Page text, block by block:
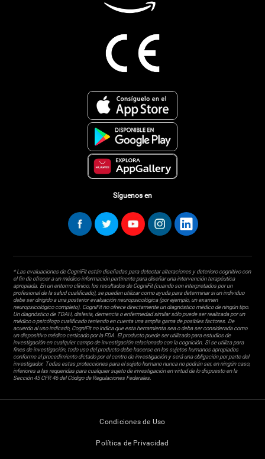
Síguenos en
* Las evaluaciones de CogniFit están diseñadas para detectar alteraciones y deterioro cognitivo con
el fin de ofrecer a un médico información pertinente para diseñar una intervención terapéutica
apropiada. En un entorno clínico, los resultados de CogniFit (cuando son interpretados por un
profesional de la salud cualificado), se pueden utilizar como ayuda para determinar si un individuo
debe ser dirigido a una posterior evaluación neuropsicológica (por ejemplo, un examen
neuropsicológico completo). CogniFit no ofrece directamente un diagnóstico médico de ningún tipo.
Un diagnóstico de TDAH, dislexia, demencia o enfermedad similar sólo puede ser realizada por un
médico o psicólogo cualificado teniendo en cuenta una amplia gama de posibles factores. De
acuerdo al uso indicado, CogniFit no indica que esta herramienta sea o deba ser considerada como
un dispositivo médico certicado por la FDA. El producto puede ser utilizado para estudios de
investigación en cualquier campo de investigación relacionado con la cognición. Si se utiliza para
fines de investigación, todo uso del producto debe hacerse en los sujetos humanos apropiados
conforme al procedimiento dictado por el centro de investigación y será una obligación por parte del
investigador. Todas estas protecciones para el sujeto humano nunca no podrán ser, en ningún caso,
inferiores a las requeridas para cualquier sujeto de investigación en virtud de lo dispuesto en la
Sección 45 CFR 46 del Código de Regulaciones Federales.
Condiciones de Uso
Política de Privacidad